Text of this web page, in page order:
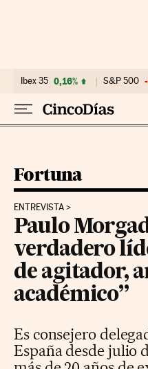
Ibex 35 0,16% S&P 500
Fortuna
ENTREVISTA
Paulo
verdadero
de agitador,
académico”
Es consejero
España desde julio